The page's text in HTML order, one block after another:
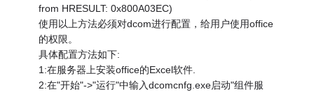
from HRESULT: 0x800A03EC)
使用以上方法必须对dcom进行配置，给用户使用office
的权限。
具体配置方法如下:
1:在服务器上安装office的Excel软件.
2:在"开始"->"运行"中输入dcomcnfg.exe启动"组件服